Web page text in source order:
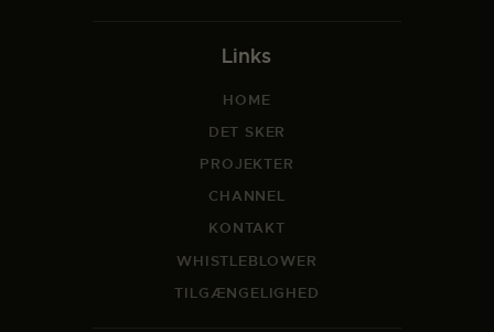
Links
HOME
DET SKER
PROJEKTER
CHANNEL
KONTAKT
WHISTLEBLOWER
TILGÆNGELIGHED